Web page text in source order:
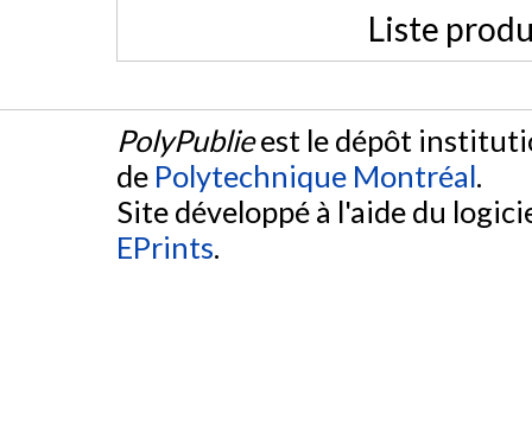
Liste
PolyPublieest le dépôt
de Polytechnique Montréal.
Site développé à l'aide du
EPrints.